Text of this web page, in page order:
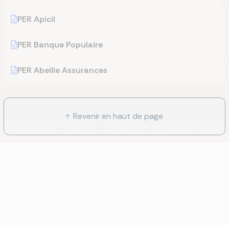
PER Apicil
PER Banque Populaire
PER Abeille Assurances
Revenir en haut de page